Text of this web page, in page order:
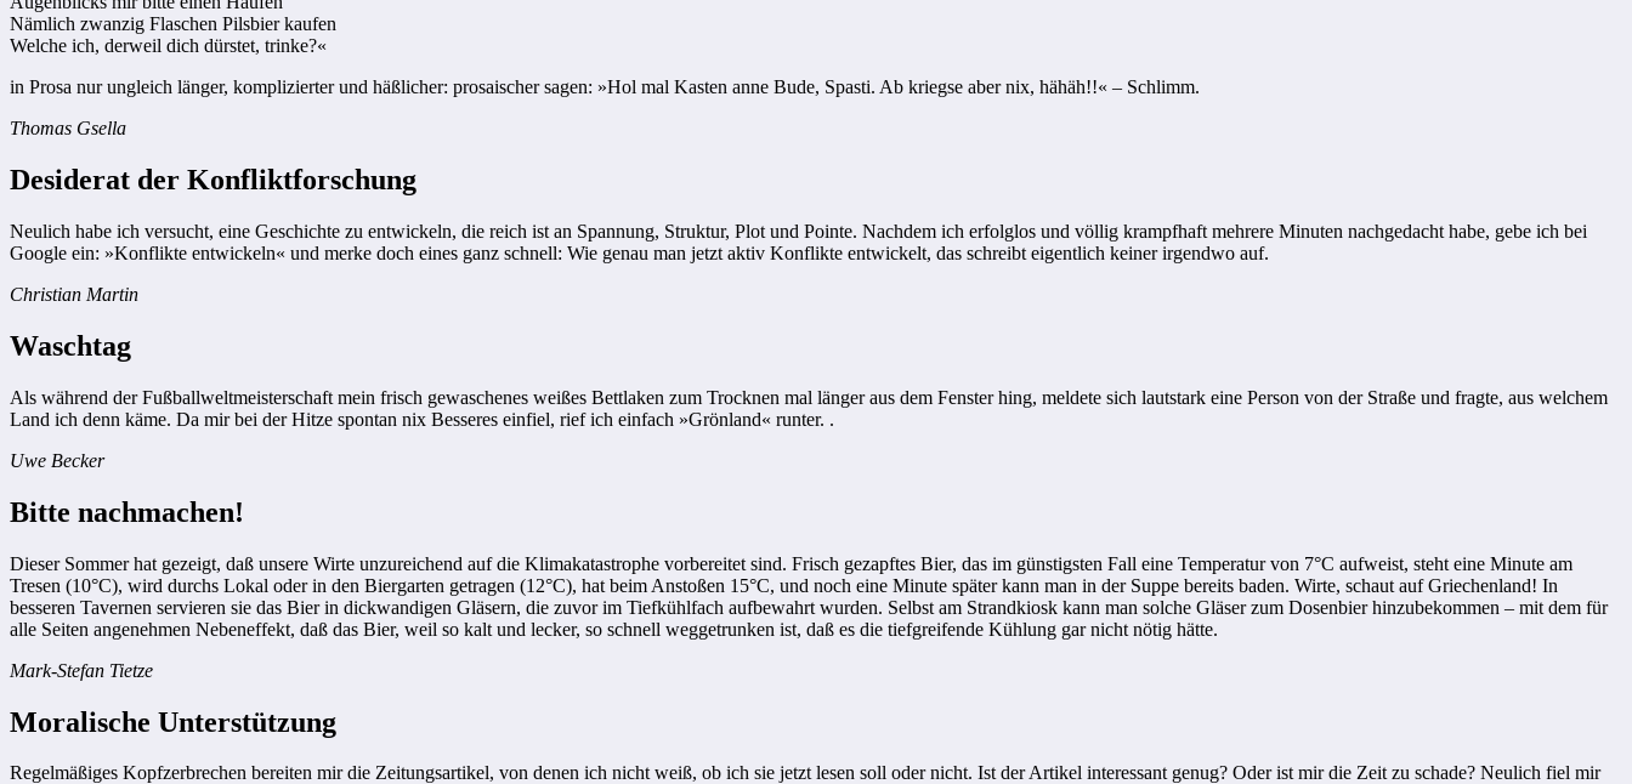
Nämlich zwanzig Flaschen Pilsbier kaufen
Welche ich, derweil dich dürstet, trinke?«
in Prosa nur ungleich länger, komplizierter und häßlicher: prosaischer sagen: »Hol mal Kasten anne Bude, Spasti. Ab kriegse aber nix, hähäh!!« – Schlimm.
Thomas Gsella
Desiderat der Konfliktforschung
Neulich habe ich versucht, eine Geschichte zu entwickeln, die reich ist an Spannung, Struktur, Plot und Pointe. Nachdem ich erfolglos und völlig krampfhaft mehrere Minuten nachgedacht habe, gebe ich bei
Google ein: »Konflikte entwickeln« und merke doch eines ganz schnell: Wie genau man jetzt aktiv Konflikte entwickelt, das schreibt eigentlich keiner irgendwo auf.
Christian Martin
Waschtag
Als während der Fußballweltmeisterschaft mein frisch gewaschenes weißes Bettlaken zum Trocknen mal länger aus dem Fenster hing, meldete sich lautstark eine Person von der Straße und fragte, aus welchem
Land ich denn käme. Da mir bei der Hitze spontan nix Besseres einfiel, rief ich einfach »Grönland« runter. .
Uwe Becker
Bitte nachmachen!
Dieser Sommer hat gezeigt, daß unsere Wirte unzureichend auf die Klimakatastrophe vorbereitet sind. Frisch gezapftes Bier, das im günstigsten Fall eine Temperatur von 7°C aufweist, steht eine Minute am
Tresen (10°C), wird durchs Lokal oder in den Biergarten getragen (12°C), hat beim Anstoßen 15°C, und noch eine Minute später kann man in der Suppe bereits baden. Wirte, schaut auf Griechenland! In
besseren Tavernen servieren sie das Bier in dickwandigen Gläsern, die zuvor im Tiefkühlfach aufbewahrt wurden. Selbst am Strandkiosk kann man solche Gläser zum Dosenbier hinzubekommen – mit dem für
alle Seiten angenehmen Nebeneffekt, daß das Bier, weil so kalt und lecker, so schnell weggetrunken ist, daß es die tiefgreifende Kühlung gar nicht nötig hätte.
Mark-Stefan Tietze
Moralische Unterstützung
Regelmäßiges Kopfzerbrechen bereiten mir die Zeitungsartikel, von denen ich nicht weiß, ob ich sie jetzt lesen soll oder nicht. Ist der Artikel interessant genug? Oder ist mir die Zeit zu schade? Neulich fiel mir